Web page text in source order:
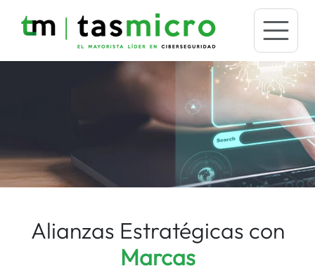
Alianzas Estratégicas con
Marcas